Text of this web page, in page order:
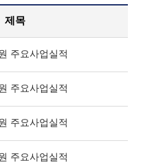
제목
주요사업실적
주요사업실적
주요사업실적
주요사업실적